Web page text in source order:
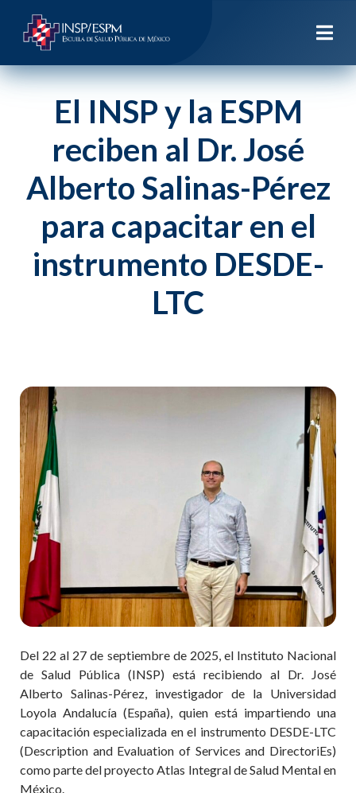
El INSP y la ESPM
reciben al Dr. José
Alberto Salinas-Pérez
para capacitar en el
instrumento DESDE-
LTC
Del 22 al 27 de septiembre de 2025, el Instituto Nacional
de Salud Pública (INSP) está recibiendo al Dr. José
Alberto Salinas-Pérez, investigador de la Universidad
Loyola Andalucía (España), quien está impartiendo una
capacitación especializada en el instrumento DESDE-LTC
(Description and Evaluation of Services and DirectoriEs)
como parte del proyecto Atlas Integral de Salud Mental en
México.